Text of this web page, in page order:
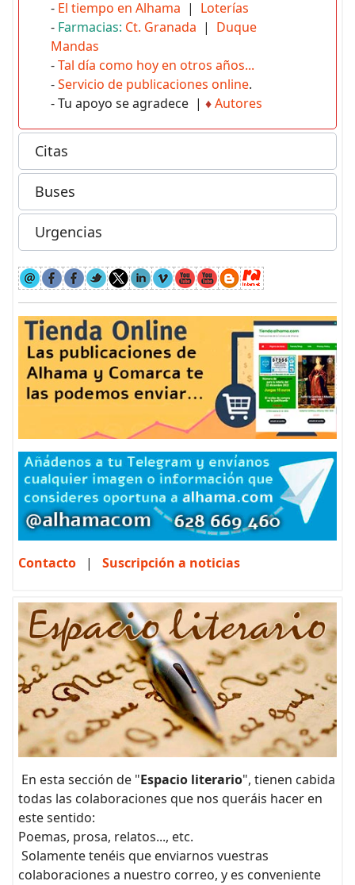
- El tiempo en Alhama | Loterías
- Farmacias: Ct. Granada | Duque
Mandas
-Tal día como hoy en otros años...
-Servicio de publicaciones online.
- Tu apoyo se agradece | ♦Autores
Citas
Buses
Urgencias
Contacto | Suscripción a noticias
En esta sección de "Espacio literario", tienen cabida
todas las colaboraciones que nos queráis hacer en
este sentido:
Poemas, prosa, relatos..., etc.
Solamente tenéis que enviarnos vuestras
colaboraciones a nuestro correo, y es conveniente